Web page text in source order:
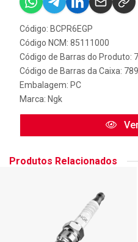
Código: BCPR6EGP
Código NCM: 85111000
Código de Barras do Produto:
Código de Barras da Caixa:
Embalagem: PC
Marca: Ngk
Produtos Relacionados